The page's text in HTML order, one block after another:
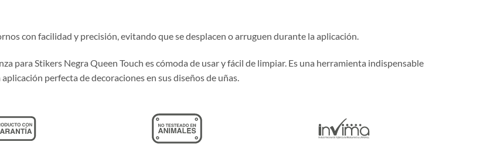
con facilidad y precisión, evitando que se desplacen o arruguen durante la aplicación.
para Stikers Negra Queen Touch es cómoda de usar y fácil de limpiar. Es una herramienta indispensable
perfecta de decoraciones en sus diseños de uñas.